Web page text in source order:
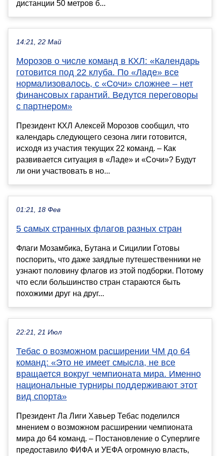
дистанции 50 метров б...
14:21, 22 Май
Морозов о числе команд в КХЛ: «Календарь
готовится под 22 клуба. По «Ладе» все
нормализовалось, с «Сочи» сложнее – нет
финансовых гарантий. Ведутся переговоры
с партнером»
Президент КХЛ Алексей Морозов сообщил, что
календарь следующего сезона лиги готовится,
исходя из участия текущих 22 команд. – Как
развивается ситуация в «Ладе» и «Сочи»? Будут
ли они участвовать в но...
01:21, 18 Фев
5 самых странных флагов разных стран
Флаги Мозамбика, Бутана и Сицилии Готовы
поспорить, что даже заядлые путешественники не
узнают половину флагов из этой подборки. Потому
что если большинство стран стараются быть
похожими друг на друг...
22:21, 21 Июл
Тебас о возможном расширении ЧМ до 64
команд: «Это не имеет смысла, не все
вращается вокруг чемпионата мира. Именно
национальные турниры поддерживают этот
вид спорта»
Президент Ла Лиги Хавьер Тебас поделился
мнением о возможном расширении чемпионата
мира до 64 команд. – Постановление о Суперлиге
предоставило ФИФА и УЕФА огромную власть,